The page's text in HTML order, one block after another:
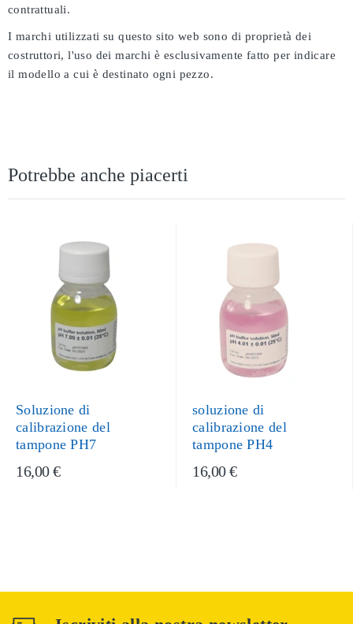
contrattuali.
I marchi utilizzati su questo sito web sono di proprietà dei
costruttori, l'uso dei marchi è esclusivamente fatto per indicare
il modello a cui è destinato ogni pezzo.
Potrebbe anche piacerti
Soluzione di
calibrazione del
tampone PH7
16,00 €
soluzione di
calibrazione del
tampone PH4
16,00 €